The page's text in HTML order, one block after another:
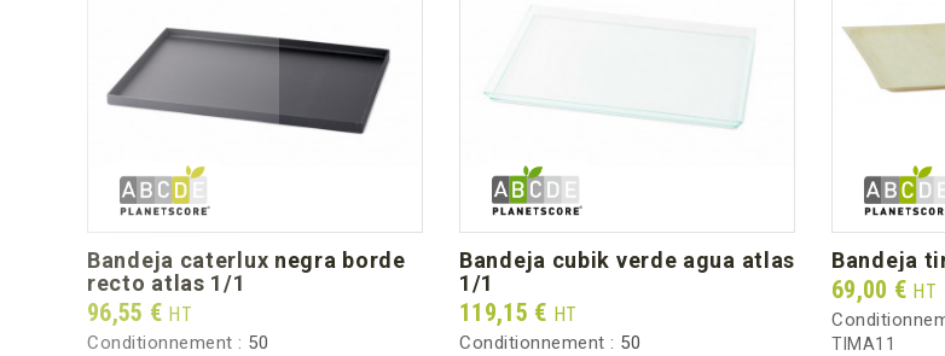
bandeja caterlux negra borde
recto atlas 1/1
Prix
96,55 € HT
Conditionnement : 50
bandeja cubik verde agua atlas
1/1
Prix
119,15 € HT
Conditionnement : 50
bandeja
Prix
69,00 € HT
TIMA11